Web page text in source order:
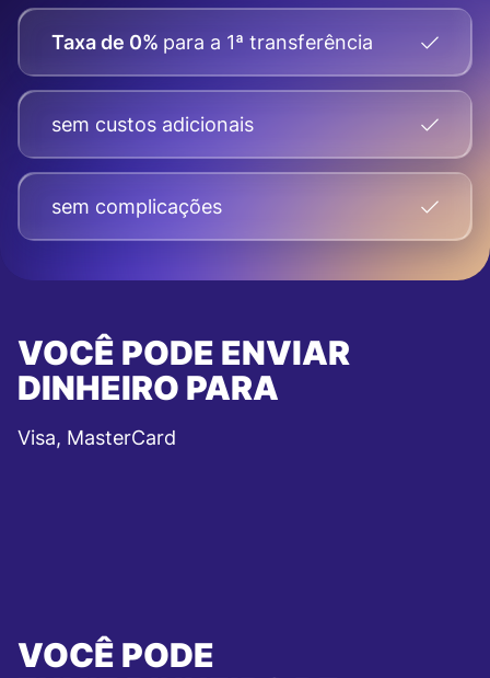
Taxa de 0% para a 1ª transferência
sem custos adicionais
sem complicações
VOCÊ PODE ENVIAR
DINHEIRO PARA
Visa, MasterCard
VOCÊ PODE